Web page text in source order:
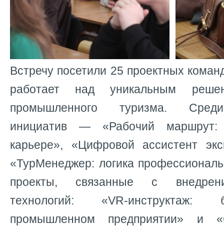
Встречу посетили 25 проектных
работает над уникальным
промышленного туризма.
инициатив — «Рабочий
карьере», «Цифровой ассистент
«ТурМенеджер: логика
проекты, связанные с
технологий: «VR-инструктаж:
промышленном предприятии» и